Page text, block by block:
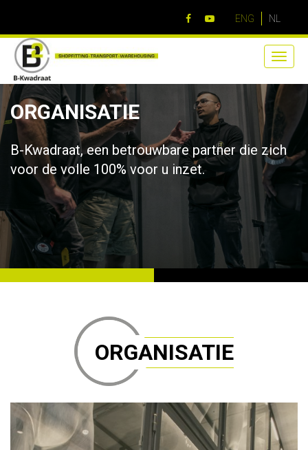
ENG NL
Toggle
ORGANISATIE
B-Kwadraat, een betrouwbare partner die zich
voor de volle 100% voor u inzet.
ORGANISATIE